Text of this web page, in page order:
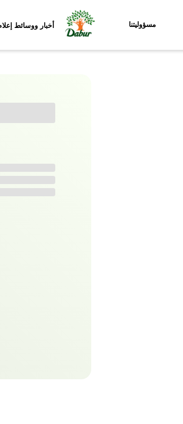
مسؤوليتنا أخبار ووسائط